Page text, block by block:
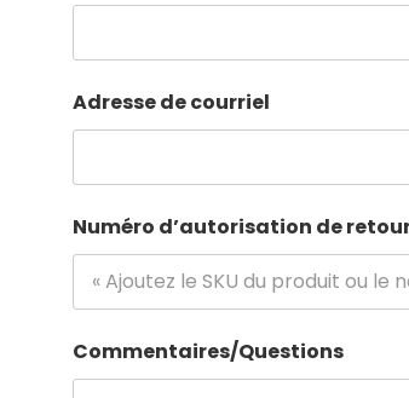
Adresse de courriel
Numéro d’autorisation de
Commentaires/Questions